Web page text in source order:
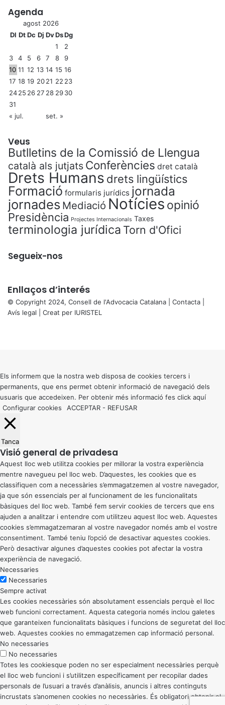
Agenda
agost 2026
Dl DtDc Dj DvDsDg
1
2
3
4 5 6 7 8
9
10 11 12 13 14 15 16
17 18 19 2021 22 23
2425 26 27 28 2930
31
« jul.
set. »
Veus
Butlletins de la Comissió de Llengua
català als jutjats Conferències dret català
Drets Humans drets lingüístics
Formació formularis jurídics jornada
jornades Mediació Notícies opinió
Presidència Projectes Internacionals Taxes
terminologia jurídica Torn d'Ofici
Segueix-nos
Enllaços d’interés
© Copyright 2024, Consell de l'Advocacia Catalana | Contacta
Avís legal | Creat per IURISTEL
button
Els informem que la nostra web disposa de cookies tercers i
permanents, que ens permet obtenir informació de navegació dels
usuaris que accedeixen. Per obtenir més informació fes click aquí
Configurar cookies
ACCEPTAR - REFUSAR
Tanca
Visió general de privadesa
Aquest lloc web utilitza cookies per millorar la vostra experiència
mentre navegueu pel lloc web. D’aquestes, les cookies que es
classifiquen com a necessàries s’emmagatzemen al vostre navegador,
ja que són essencials per al funcionament de les funcionalitats
bàsiques del lloc web. També fem servir cookies de tercers que ens
ajuden a analitzar i entendre com utilitzeu aquest lloc web. Aquestes
cookies s’emmagatzemaran al vostre navegador només amb el vostre
consentiment. També teniu l’opció de desactivar aquestes cookies.
Però desactivar algunes d’aquestes cookies pot afectar la vostra
experiència de navegació.
Necessaries
Necessaries
Sempre activat
Les cookies necessàries són absolutament essencials perquè el lloc
web funcioni correctament. Aquesta categoria només inclou galetes
que garanteixen funcionalitats bàsiques i funcions de seguretat del lloc
web. Aquestes cookies no emmagatzemen cap informació personal.
No necessaries
No necessaries
Totes les cookiesque poden no ser especialment necessàries perquè
el lloc web funcioni i s’utilitzen específicament per recopilar dades
personals de l’usuari a través d’anàlisis, anuncis i altres continguts
incrustats s’anomenen cookies no necessàries. És obligatori obtenir el